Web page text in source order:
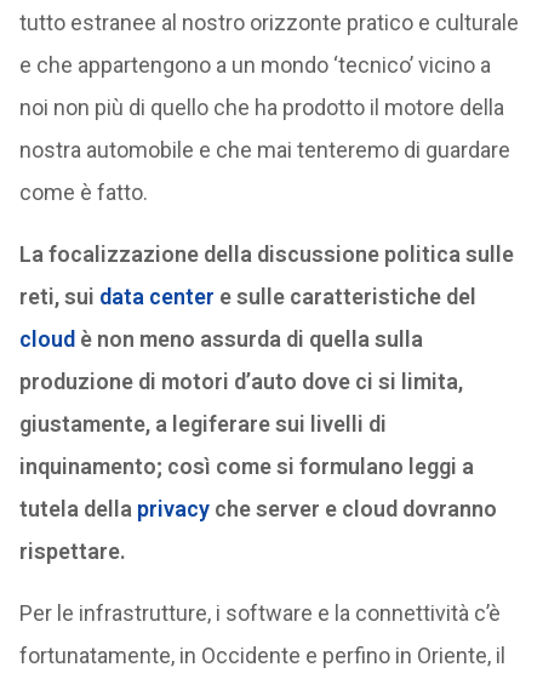
tutto estranee al nostro orizzonte pratico e culturale
e che appartengono a un mondo ‘tecnico’ vicino a
noi non più di quello che ha prodotto il motore della
nostra automobile e che mai tenteremo di guardare
come è fatto.
La focalizzazione della discussione politica sulle
reti, sui data center e sulle caratteristiche del
cloud è non meno assurda di quella sulla
produzione di motori d’auto dove ci si limita,
giustamente, a legiferare sui livelli di
inquinamento; così come si formulano leggi a
tutela della privacyche server e cloud dovranno
rispettare.
Per le infrastrutture, i software e la connettività c’è
fortunatamente, in Occidente e perfino in Oriente, il